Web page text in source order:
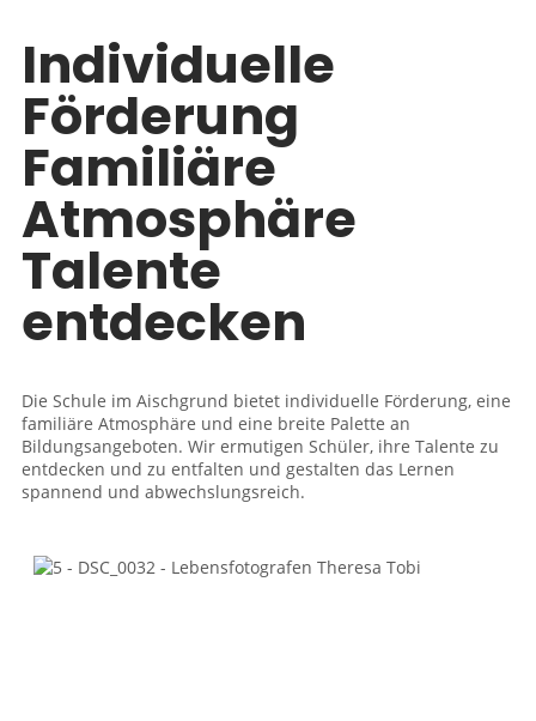
Individuelle
Förderung
Familiäre
Atmosphäre
Talente
entdecken
Die Schule im Aischgrund bietet individuelle Förderung, eine
familiäre Atmosphäre und eine breite Palette an
Bildungsangeboten. Wir ermutigen Schüler, ihre Talente zu
entdecken und zu entfalten und gestalten das Lernen
spannend und abwechslungsreich.